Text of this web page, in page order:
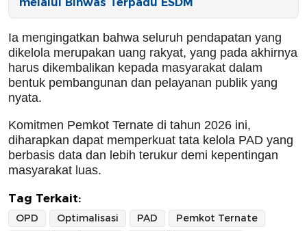
Ia mengingatkan bahwa seluruh pendapatan yang
dikelola merupakan uang rakyat, yang pada akhirnya
harus dikembalikan kepada masyarakat dalam
bentuk pembangunan dan pelayanan publik yang
nyata.
Komitmen Pemkot Ternate di tahun 2026 ini,
diharapkan dapat memperkuat tata kelola PAD yang
berbasis data dan lebih terukur demi kepentingan
masyarakat luas.
Tag Terkait:
OPD Optimalisasi PAD
Pemkot Ternate